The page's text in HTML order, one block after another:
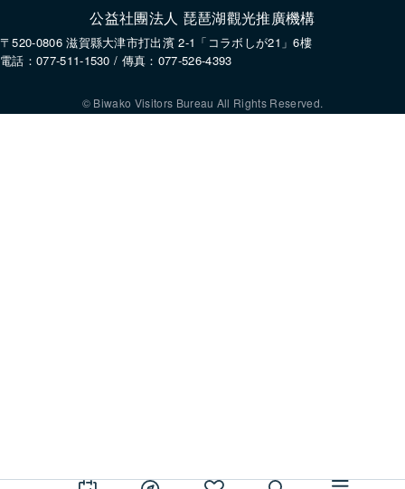
公益社團法人 琵琶湖觀光推廣機構
〒520-0806 滋賀縣大津市打出濱 2-1「コラボしが21」6樓
電話：077-511-1530 / 傳真：077-526-4393
© Biwako Visitors Bureau All Rights Reserved.